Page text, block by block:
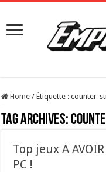
Home / Étiquette :counter-
Tag Archives:
Top jeux A
PC !